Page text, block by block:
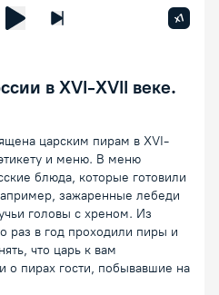
лекция
Следующая лекция
x1
в XVI-XVII веке.
царским пирам в XVI-
и меню. В меню
блюда, которые готовили
зажаренные лебеди
головы с хреном. Из
раз в год проходили пиры и
что царь к вам
о пирах гости, побывавшие на